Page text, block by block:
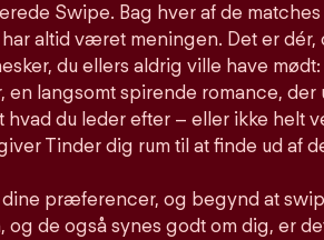
Swipe. Bag hver af de
altid været meningen. Det er dér,
du ellers aldrig ville have
en langsomt spirende romance, der
du leder efter – eller ikke helt
Tinder dig rum til at finde ud af
præferencer, og begynd at
og de også synes godt om dig, er